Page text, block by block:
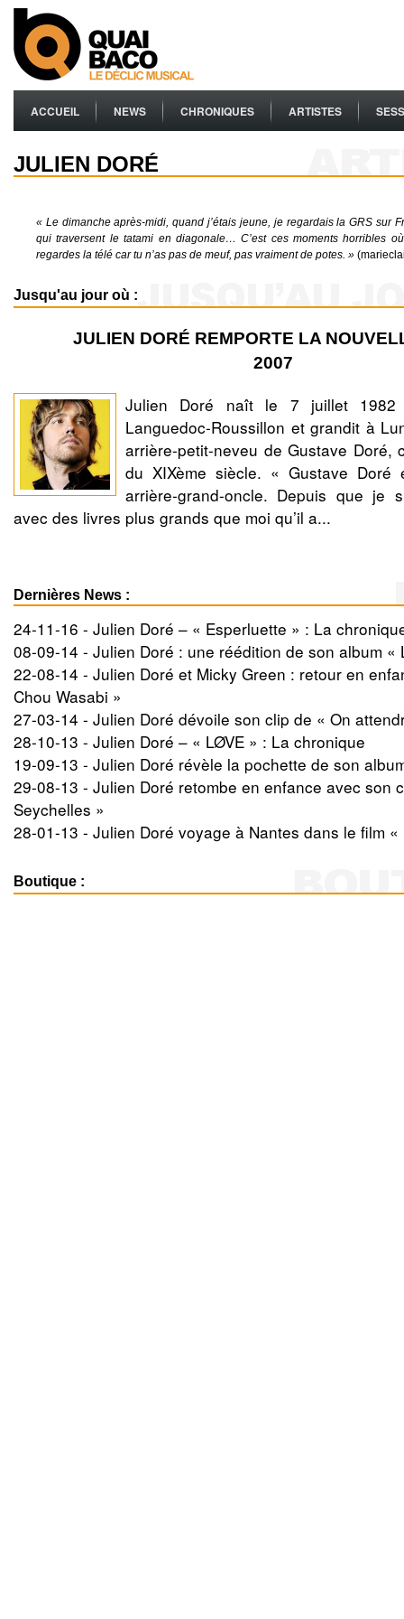
ACCUEIL NEWS CHRONIQUES ARTISTES
JULIEN DORÉ
« Le dimanche après-midi, quand j’étais jeune, je regardais la GRS sur
qui traversent le tatami en diagonale… C’est ces moments horribles
regardes la télé car tu n’as pas de meuf, pas vraiment de potes. »
Jusqu'au jour où :
JULIEN DORÉ REMPORTE LA
2007
Julien Doré naît le 7 juillet
Languedoc-Roussillon et grandit à
arrière-petit-neveu de Gustave Doré,
du XIXème siècle. « Gustave Doré
arrière-grand-oncle. Depuis que je
avec des livres plus grands que moi qu’il a...
Dernières News :
24-11-16 - Julien Doré – « Esperluette » : La
08-09-14 - Julien Doré : une réédition de son album «
22-08-14 - Julien Doré et Micky Green : retour en
Chou Wasabi »
27-03-14 - Julien Doré dévoile son clip de « On
28-10-13 - Julien Doré – « LØVE » : La chronique
19-09-13 - Julien Doré révèle la pochette de son
29-08-13 - Julien Doré retombe en enfance avec son
Seychelles »
28-01-13 - Julien Doré voyage à Nantes dans le film «
Boutique :